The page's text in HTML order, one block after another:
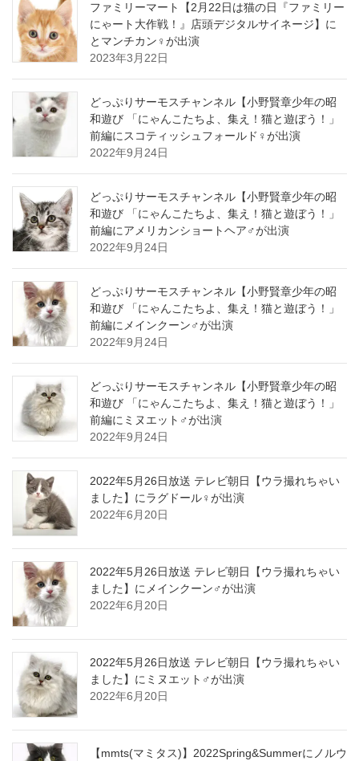
ファミリーマート【2月22日は猫の日『ファミリー
にゃート大作戦！』店頭デジタルサイネージ】に
とマンチカン♀が出演
2023年3月22日
どっぷりサーモスチャンネル【小野賢章少年の昭
和遊び 「にゃんこたちよ、集え！猫と遊ぼう！」
前編にスコティッシュフォールド♀が出演
2022年9月24日
どっぷりサーモスチャンネル【小野賢章少年の昭
和遊び 「にゃんこたちよ、集え！猫と遊ぼう！」
前編にアメリカンショートヘア♂が出演
2022年9月24日
どっぷりサーモスチャンネル【小野賢章少年の昭
和遊び 「にゃんこたちよ、集え！猫と遊ぼう！」
前編にメインクーン♂が出演
2022年9月24日
どっぷりサーモスチャンネル【小野賢章少年の昭
和遊び 「にゃんこたちよ、集え！猫と遊ぼう！」
前編にミヌエット♂が出演
2022年9月24日
2022年5月26日放送 テレビ朝日【ウラ撮れちゃい
ました】にラグドール♀が出演
2022年6月20日
2022年5月26日放送 テレビ朝日【ウラ撮れちゃい
ました】にメインクーン♂が出演
2022年6月20日
2022年5月26日放送 テレビ朝日【ウラ撮れちゃい
ました】にミヌエット♂が出演
2022年6月20日
【mmts(マミタス)】2022Spring&Summerにノルウ